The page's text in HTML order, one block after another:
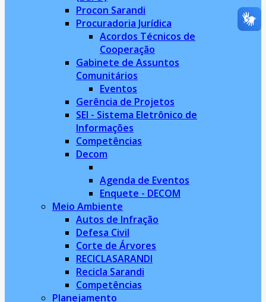
Procon Sarandi
Procuradoria Jurídica
Acordos Técnicos de
Cooperação
Gabinete de Assuntos
Comunitários
Eventos
Gerência de Projetos
SEI - Sistema Eletrônico de
Informações
Competências
Decom
Agenda de Eventos
Enquete - DECOM
Meio Ambiente
Autos de Infração
Defesa Civil
Corte de Árvores
RECICLASARANDI
Recicla Sarandi
Competências
Planejamento